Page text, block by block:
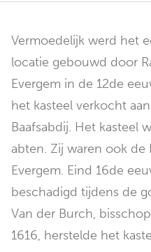
Vermoedelijk werd het
locatie gebouwd door
Evergem in de 12de
het kasteel verkocht
Baafsabdij. Het kasteel
abten. Zij waren ook de
Evergem. Eind 16de
beschadigd tijdens de
Van der Burch,
1616, herstelde het